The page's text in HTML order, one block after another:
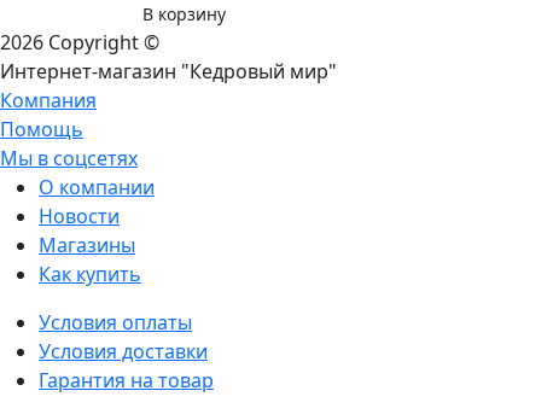
В корзину
2026 Copyright ©
Интернет-магазин "Кедровый мир"
Компания
Помощь
Мы в соцсетях
О компании
Новости
Магазины
Как купить
Условия оплаты
Условия доставки
Гарантия на товар